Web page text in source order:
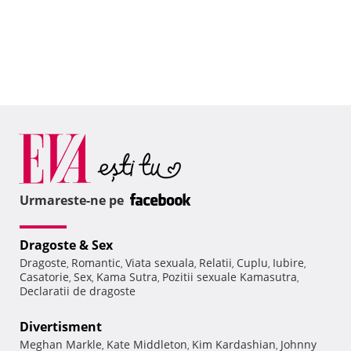
Urmareste-ne pe
Dragoste & Sex
Dragoste, Romantic, Viata sexuala, Relatii, Cuplu, Iubire,
Casatorie, Sex, Kama Sutra, Pozitii sexuale Kamasutra,
Declaratii de dragoste
Divertisment
Meghan Markle, Kate Middleton, Kim Kardashian, Johnny